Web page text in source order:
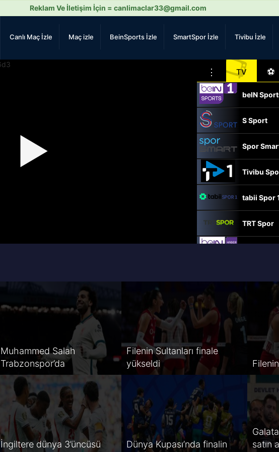
Reklam Ve İletişim İçin = canlimaclar33@gmail.com
Canlı Maç İzle Maç izle BeinSports İzle SmartSpor İzle Tivibu İzle
▶
⋮ 📺
TV ⚽
beIN
S Sport
Spor
Tivibu
tabii Spor
TRT Spor
A Spor
Tivibu Spor
TV8,5
S Sport 2
Spor Smart
HT Spor
Muhammed Salah
Trabzonspor’da
Filenin Sultanları finale
yükseldi
İngiltere dünya 3’üncüsü
Dünya Kupası’nda finalin
satın